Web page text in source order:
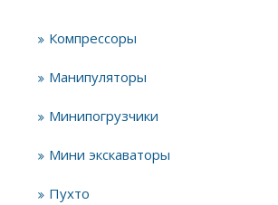
Компрессоры
Манипуляторы
Минипогрузчики
Мини экскаваторы
Пухто